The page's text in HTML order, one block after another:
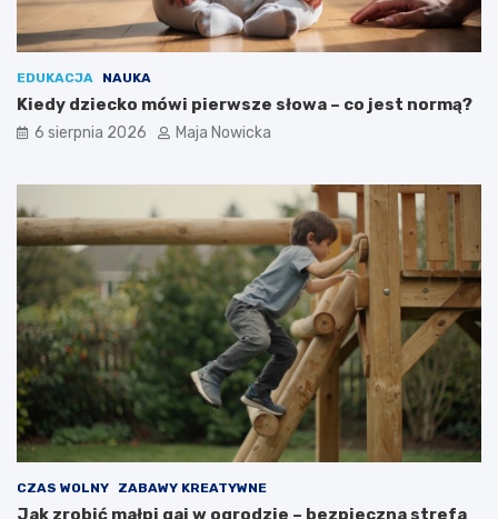
EDUKACJA NAUKA
Kiedy dziecko mówi pierwsze słowa – co jest normą?
6 sierpnia 2026 Maja Nowicka
CZAS WOLNY ZABAWY KREATYWNE